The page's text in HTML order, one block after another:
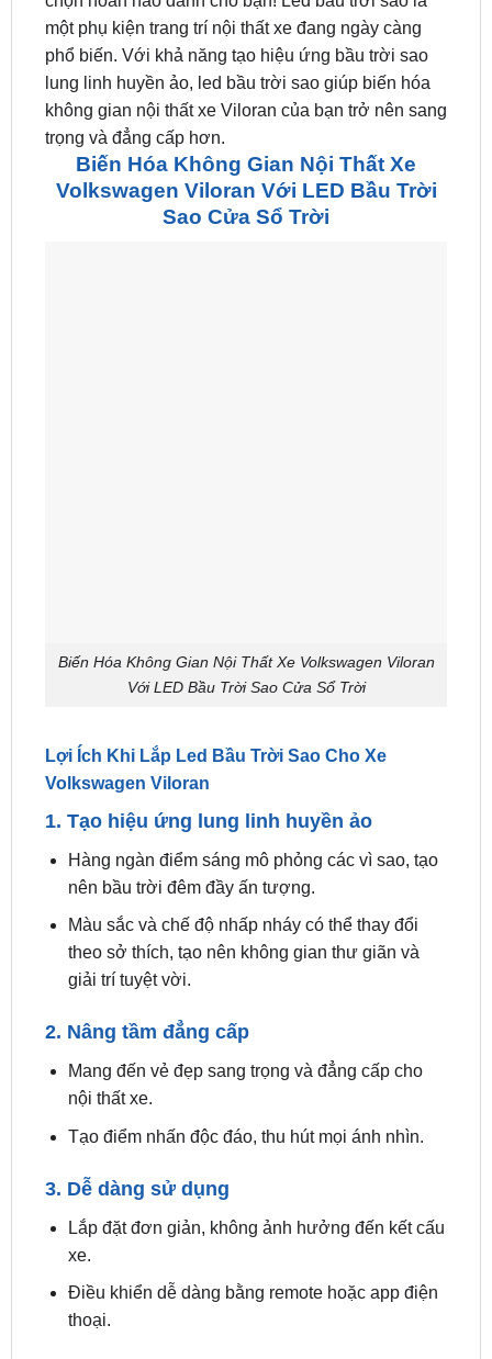
một phụ kiện trang trí nội thất xe đang ngày càng
phổ biến. Với khả năng tạo hiệu ứng bầu trời sao
lung linh huyền ảo, led bầu trời sao giúp biến hóa
không gian nội thất xe Viloran của bạn trở nên sang
trọng và đẳng cấp hơn.
Biến Hóa Không Gian Nội Thất Xe
Volkswagen Viloran Với LED Bầu Trời
Sao Cửa Sổ Trời
Biến Hóa Không Gian Nội Thất Xe Volkswagen Viloran
Với LED Bầu Trời Sao Cửa Sổ Trời
Lợi Ích Khi Lắp Led Bầu Trời Sao Cho Xe
Volkswagen Viloran
1. Tạo hiệu ứng lung linh huyền ảo
Hàng ngàn điểm sáng mô phỏng các vì sao, tạo
nên bầu trời đêm đầy ấn tượng.
Màu sắc và chế độ nhấp nháy có thể thay đổi
theo sở thích, tạo nên không gian thư giãn và
giải trí tuyệt vời.
2. Nâng tầm đẳng cấp
Mang đến vẻ đẹp sang trọng và đẳng cấp cho
nội thất xe.
Tạo điểm nhấn độc đáo, thu hút mọi ánh nhìn.
3. Dễ dàng sử dụng
Lắp đặt đơn giản, không ảnh hưởng đến kết cấu
xe.
Điều khiển dễ dàng bằng remote hoặc app điện
thoại.